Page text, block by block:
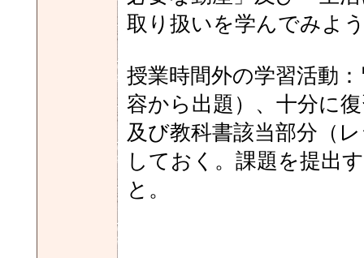
取り扱いを学んでみよ
授業時間外の学習活動
容から出題）、十分に
及び教科書該当部分（
しておく。課題を提出
と。